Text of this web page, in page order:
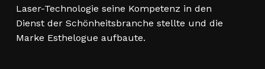
Laser-Technologie seine Kompetenz in den
Dienst der Schönheitsbranche stellte und die
Marke Esthelogue aufbaute.